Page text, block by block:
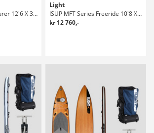
ISUP MFT Series Tourer 12'6 X 30" Sup Bräda
Light
ISUP MFT Series Freeride 10'8 X 33" Sup Bräda
kr 12 760,-